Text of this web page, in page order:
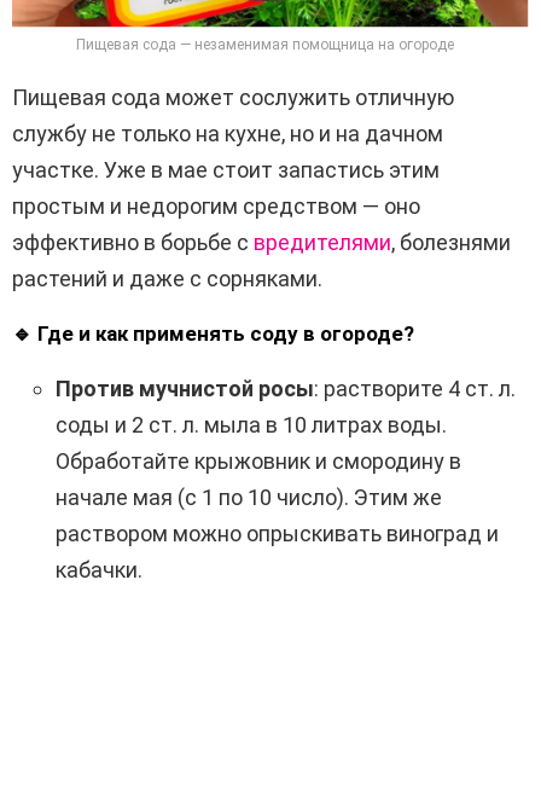
Пищевая сода — незаменимая помощница на огороде
Пищевая сода может сослужить отличную
службу не только на кухне, но и на дачном
участке. Уже в мае стоит запастись этим
простым и недорогим средством — оно
эффективно в борьбе с вредителями, болезнями
растений и даже с сорняками.
🔹 Где и как применять соду в огороде?
Против мучнистой росы: растворите 4 ст. л.
соды и 2 ст. л. мыла в 10 литрах воды.
Обработайте крыжовник и смородину в
начале мая (с 1 по 10 число). Этим же
раствором можно опрыскивать виноград и
кабачки.